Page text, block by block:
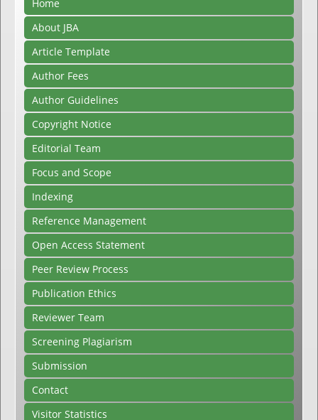
Home
About JBA
Article Template
Author Fees
Author Guidelines
Copyright Notice
Editorial Team
Focus and Scope
Indexing
Reference Management
Open Access Statement
Peer Review Process
Publication Ethics
Reviewer Team
Screening Plagiarism
Submission
Contact
Visitor Statistics